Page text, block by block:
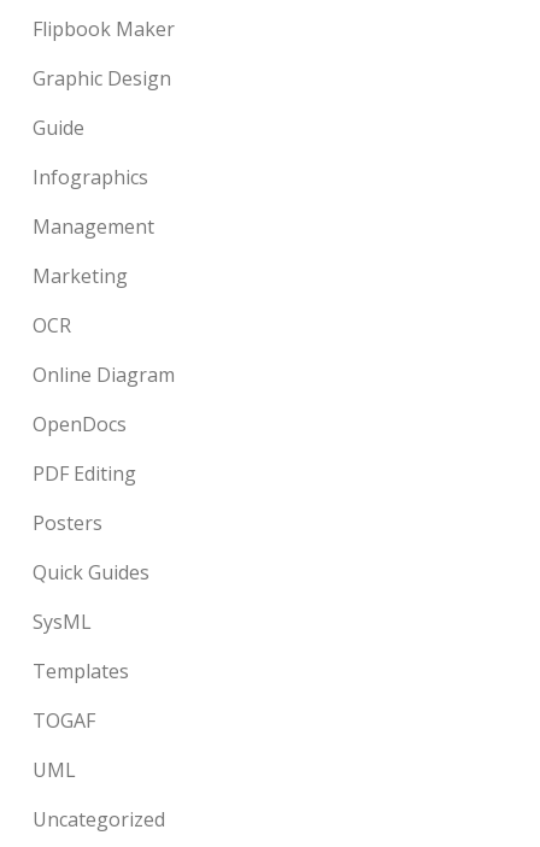
Flipbook Maker
Graphic Design
Guide
Infographics
Management
Marketing
OCR
Online Diagram
OpenDocs
PDF Editing
Posters
Quick Guides
SysML
Templates
TOGAF
UML
Uncategorized